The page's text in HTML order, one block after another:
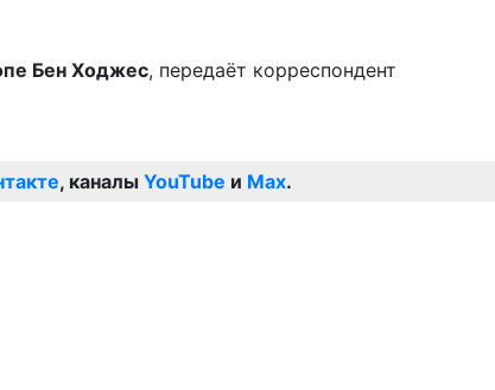
Бен Ходжес, передаёт корреспондент
, каналы YouTube и Max.